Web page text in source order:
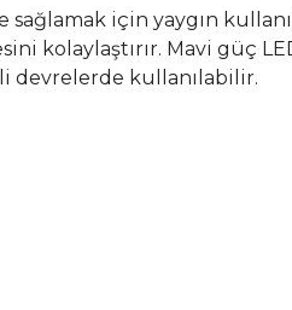
sağlamak için yaygın
kolaylaştırır. Mavi güç
devrelerde kullanılabilir.